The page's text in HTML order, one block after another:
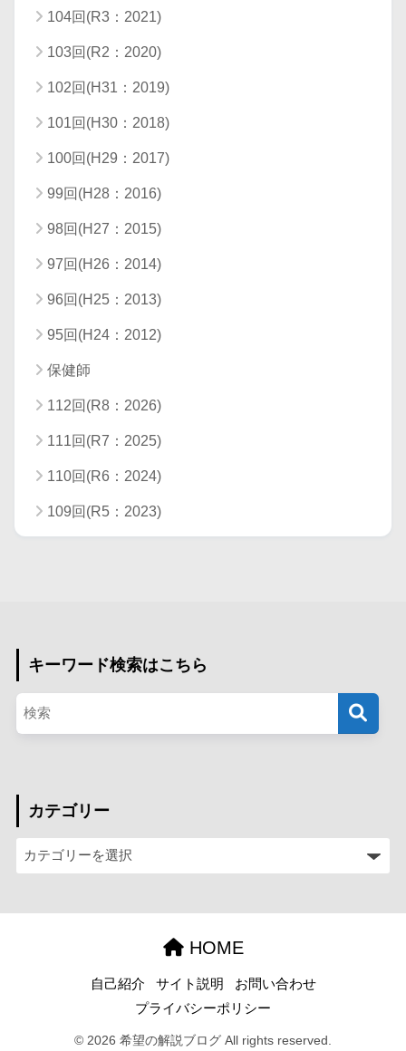
104回(R3：2021)
103回(R2：2020)
102回(H31：2019)
101回(H30：2018)
100回(H29：2017)
99回(H28：2016)
98回(H27：2015)
97回(H26：2014)
96回(H25：2013)
95回(H24：2012)
保健師
112回(R8：2026)
111回(R7：2025)
110回(R6：2024)
109回(R5：2023)
キーワード検索はこちら
カテゴリー
HOME
自己紹介 サイト説明
お問い合わせ
プライバシーポリシー
© 2026 希望の解説ブログ All rights reserved.